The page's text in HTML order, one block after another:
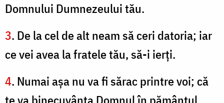
Domnului Dumnezeului tău.
3. De la cel de alt neam să ceri datoria; iar
ce vei avea la fratele tău, să-i ierţi.
4. Numai aşa nu va fi sărac printre voi; că